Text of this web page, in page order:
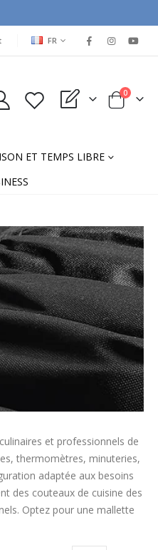
LANGUAGE
FR
My Quote Cart
0items
ET TEMPS LIBRE
et professionnels de
thermomètres, minuteries,
adaptée aux besoins
des couteaux de cuisine des
Optez pour une mallette